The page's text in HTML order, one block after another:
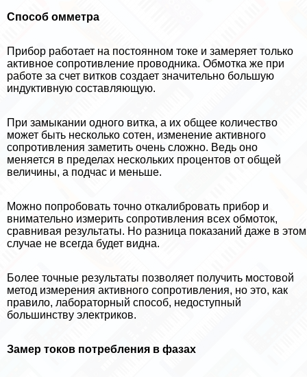
Способ омметра
Прибор работает на постоянном токе и замеряет только
активное сопротивление проводника. Обмотка же при
работе за счет витков создает значительно большую
индуктивную составляющую.
При замыкании одного витка, а их общее количество
может быть несколько сотен, изменение активного
сопротивления заметить очень сложно. Ведь оно
меняется в пределах нескольких процентов от общей
величины, а подчас и меньше.
Можно попробовать точно откалибровать прибор и
внимательно измерить сопротивления всех обмоток,
сравнивая результаты. Но разница показаний даже в этом
случае не всегда будет видна.
Более точные результаты позволяет получить мостовой
метод измерения активного сопротивления, но это, как
правило, лабораторный способ, недоступный
большинству электриков.
Замер токов потрeбления в фазах